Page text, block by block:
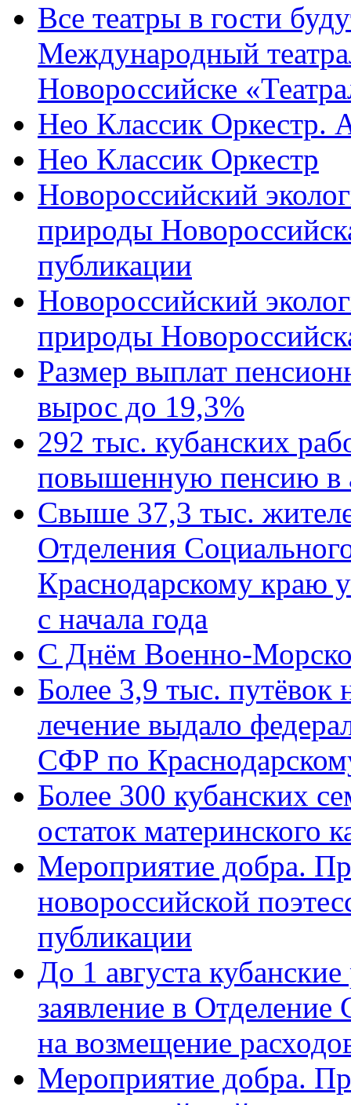
Все театры в гости
Международный
Новороссийске
Нео Классик Оркестр.
Нео Классик Оркестр
Новороссийский
природы
публикации
Новороссийский
природы
Размер выплат
вырос до 19,3%
292 тыс. кубанских
повышенную пенсию в
Свыше 37,3 тыс.
Отделения
Краснодарскому краю
с начала года
C Днём Военно-
Более 3,9 тыс. путёвок
лечение выдало
СФР по
Более 300 кубанских
остаток материнского
Мероприятие добра.
новороссийской
публикации
До 1 августа
заявление в
на возмещение
Мероприятие добра.